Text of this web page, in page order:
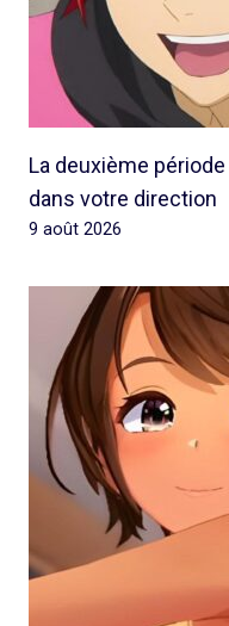
La deuxième
dans votre direction
9 août 2026